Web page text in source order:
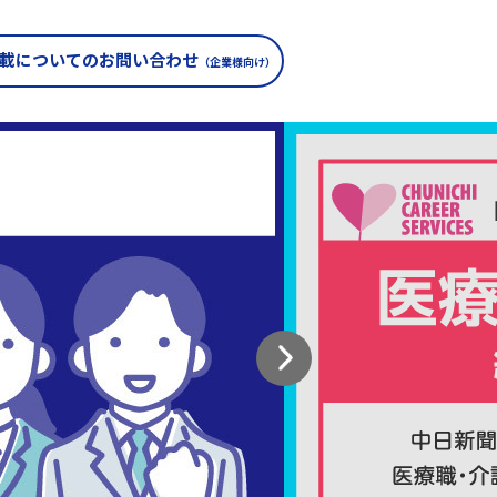
についてのお問い合わせ （企業様向け）